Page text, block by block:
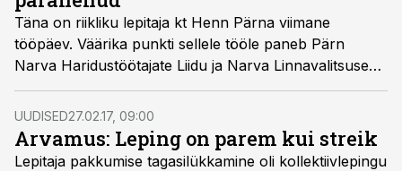
Täna on riikliku lepitaja kt Henn Pärna viimane
tööpäev. Väärika punkti sellele tööle paneb Pärn
Narva Haridustöötajate Liidu ja Narva Linnavalitsuse
vahelise kollektiivlepingu sõlmimisega. Nimetatud
töötüli on lepitaja menetleda olnud 2015. aasta suvest.
UUDISED27.02.17, 09:00
Arvamus: Leping on parem kui streik
Lepitaja pakkumise tagasilükkamine oli kollektiivlepingu